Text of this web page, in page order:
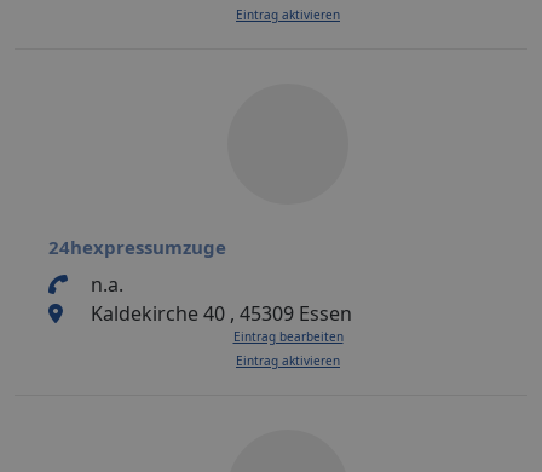
Eintrag aktivieren
24hexpressumzuge
n.a.
Kaldekirche 40 , 45309 Essen
Eintrag bearbeiten
Eintrag aktivieren